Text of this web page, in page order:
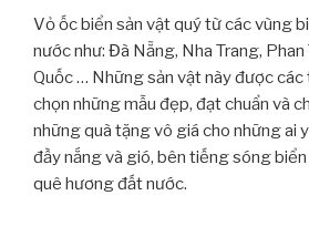
Vỏ ốc biển sản vật quý từ các vùng
nước như: Đà Nẵng, Nha Trang,
Quốc … Những sản vật này được các
chọn những mẫu đẹp, đạt chuẩn và
những quà tặng vô giá cho những ai
đầy nắng và gió, bên tiếng sóng
quê hương đất nước.